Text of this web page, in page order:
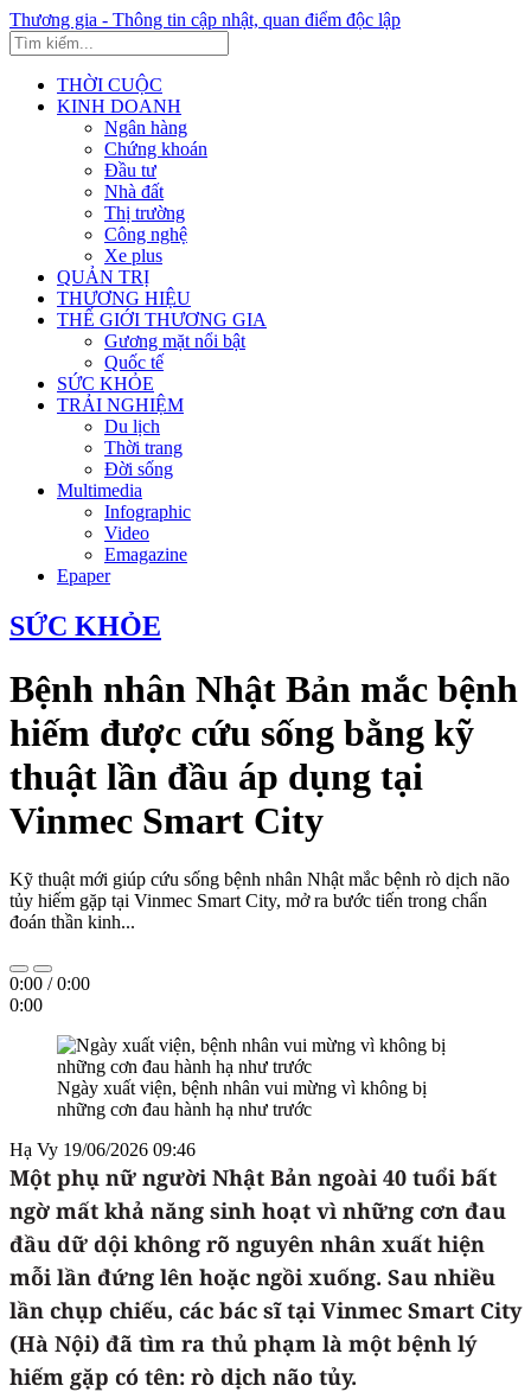
Thương gia - Thông tin cập nhật, quan điểm độc lập
THỜI CUỘC
KINH DOANH
Ngân hàng
Chứng khoán
Đầu tư
Nhà đất
Thị trường
Công nghệ
Xe plus
QUẢN TRỊ
THƯƠNG HIỆU
THẾ GIỚI THƯƠNG GIA
Gương mặt nổi bật
Quốc tế
SỨC KHỎE
TRẢI NGHIỆM
Du lịch
Thời trang
Đời sống
Multimedia
Infographic
Video
Emagazine
Epaper
SỨC KHỎE
Bệnh nhân Nhật Bản mắc bệnh
hiếm được cứu sống bằng kỹ
thuật lần đầu áp dụng tại
Vinmec Smart City
Kỹ thuật mới giúp cứu sống bệnh nhân Nhật mắc bệnh rò dịch não
tủy hiếm gặp tại Vinmec Smart City, mở ra bước tiến trong chẩn
đoán thần kinh...
0:00 /0:00
0:00
Ngày xuất viện, bệnh nhân vui mừng vì không bị
những cơn đau hành hạ như trước
Hạ Vy 19/06/2026 09:46
Một phụ nữ người Nhật Bản ngoài 40 tuổi bất
ngờ mất khả năng sinh hoạt vì những cơn đau
đầu dữ dội không rõ nguyên nhân xuất hiện
mỗi lần đứng lên hoặc ngồi xuống. Sau nhiều
lần chụp chiếu, các bác sĩ tại Vinmec Smart City
(Hà Nội) đã tìm ra thủ phạm là một bệnh lý
hiếm gặp có tên: rò dịch não tủy.